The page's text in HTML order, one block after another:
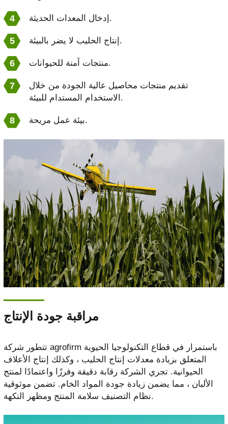
إدخال المعدات الحديثة.
إنتاج الحليب لا يضر بالبيئة.
منتجات آمنة للحيوانات.
تقديم منتجات محاصيل عالية الجودة من خلال
الاستخدام المستدام للبيئة.
بيئة عمل مريحة.
مراقبة جودة الإنتاج
تتطور شركة agrofirm باستمرار في قطاع التكنولوجيا الحيوية
المتعلق بزيادة معدلات إنتاج الحليب ، وكذلك إنتاج الأعلاف
الحيوانية. تجري الشركة رقابة دقيقة وفرزًا واعتمادًا لمنتج
الألبان ، مما يضمن زيادة جودة المواد الخام. تضمن موثوقية
نظام التصنيف سلامة المنتج ومظهر النكهة.